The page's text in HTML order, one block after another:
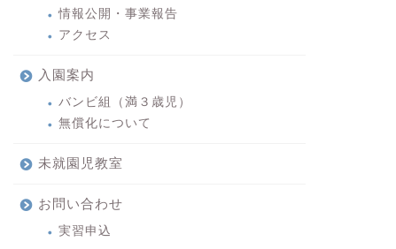
情報公開・事業報告
アクセス
入園案内
バンビ組（満３歳児）
無償化について
未就園児教室
お問い合わせ
実習申込